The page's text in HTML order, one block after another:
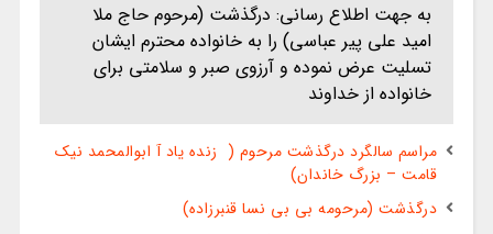
به جهت اطلاع رسانی: درگذشت (مرحوم حاج ملا
امید علی پیر عباسی) را به خانواده محترم ایشان
تسلیت عرض نموده و آرزوی صبر و سلامتی برای
خانواده از خداوند
مراسم سالگرد درگذشت مرحوم ( زنده یاد آ ابوالمحمد نیک
قامت – بزرگ خاندان)
درگذشت (مرحومه بی بی نسا قنبرزاده)